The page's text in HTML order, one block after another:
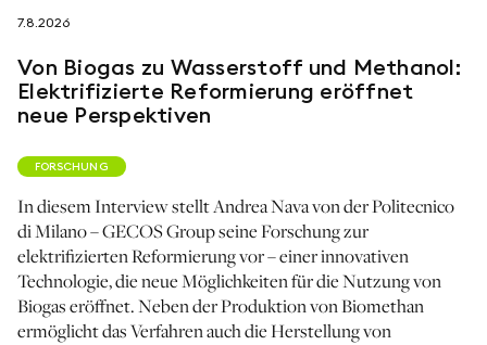
folgen sie uns auf
netzerotube
7.8.2026
Von Biogas zu Wasserstoff und Methanol:
Elektrifizierte Reformierung eröffnet
neue Perspektiven
FORSCHUNG
In diesem Interview stellt Andrea Nava von der Politecnico
di Milano – GECOS Group seine Forschung zur
elektrifizierten Reformierung vor – einer innovativen
Technologie, die neue Möglichkeiten für die Nutzung von
Biogas eröffnet. Neben der Produktion von Biomethan
ermöglicht das Verfahren auch die Herstellung von